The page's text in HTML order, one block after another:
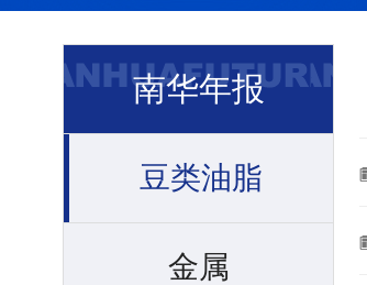
南华年报
豆类油脂
金属